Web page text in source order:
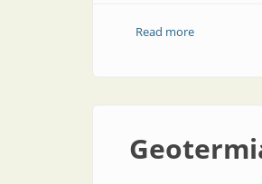
Read moreabout